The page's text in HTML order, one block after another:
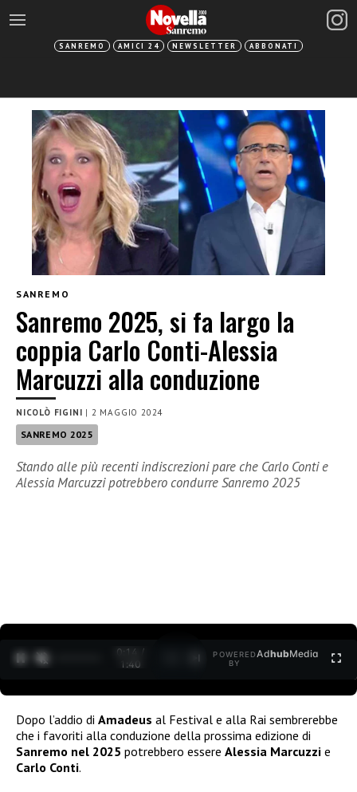
SANREMO AMICI 24 NEWSLETTER ABBONATI
SANREMO
Sanremo 2025, si fa largo la
coppia Carlo Conti-Alessia
Marcuzzi alla conduzione
NICOLÒ FIGINI | 2 MAGGIO 2024
SANREMO 2025
Stando alle più recenti indiscrezioni pare che Carlo Conti e
Alessia Marcuzzi potrebbero condurre Sanremo 2025
0:15 /
1:40
POWERED
BY
AdhubMedia
Dopo l’addio di Amadeus al Festival e alla Rai sembrerebbe
che i favoriti alla conduzione della prossima edizione di
Sanremo nel 2025 potrebbero essere Alessia Marcuzzi e
Carlo Conti.